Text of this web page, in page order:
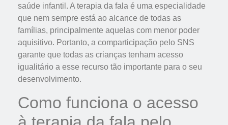
saúde infantil. A terapia da fala é uma especialidade
que nem sempre está ao alcance de todas as
famílias, principalmente aquelas com menor poder
aquisitivo. Portanto, a comparticipação pelo SNS
garante que todas as crianças tenham acesso
igualitário a esse recurso tão importante para o seu
desenvolvimento.
Como funciona o acesso